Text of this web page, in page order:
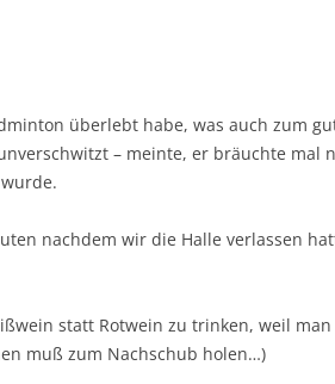
überlebt habe, was auch zum
– meinte, er bräuchte mal
nachdem wir die Halle verlassen
statt Rotwein zu trinken, weil man
muß zum Nachschub holen…)